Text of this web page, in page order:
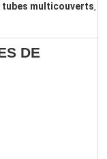
multicouverts,
DE